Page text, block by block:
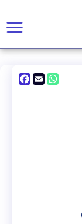
Email
WhatsApp